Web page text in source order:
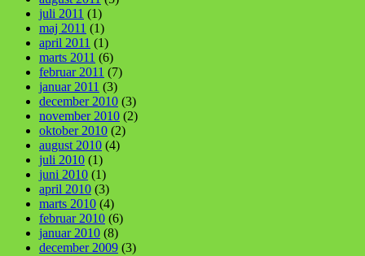
juli 2011 (1)
maj 2011 (1)
april 2011 (1)
marts 2011 (6)
februar 2011 (7)
januar 2011 (3)
december 2010 (3)
november 2010 (2)
oktober 2010 (2)
august 2010 (4)
juli 2010 (1)
juni 2010 (1)
april 2010 (3)
marts 2010 (4)
februar 2010 (6)
januar 2010 (8)
december 2009 (3)